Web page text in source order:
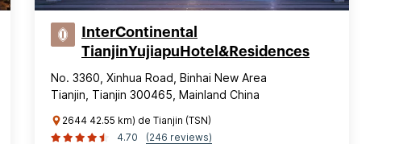
InterContinental
TianjinYujiapuHotel&Residences
No. 3360, Xinhua Road, Binhai New Area
Tianjin, Tianjin 300465, Mainland China
2644 42.55 km) de Tianjin (TSN)
4.70
(246 reviews)